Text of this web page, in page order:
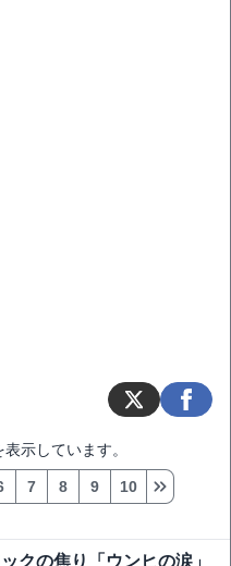
表示しています。
7 8 9 10
クの焦り「ウンヒの涙」